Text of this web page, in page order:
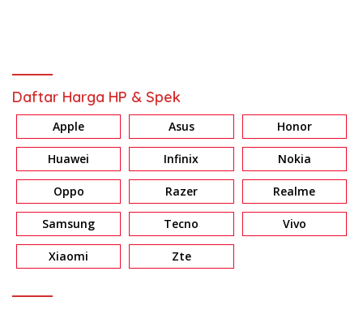
Daftar Harga HP & Spek
Apple Asus Honor
Huawei Infinix Nokia
Oppo Razer Realme
Samsung Tecno Vivo
Xiaomi Zte